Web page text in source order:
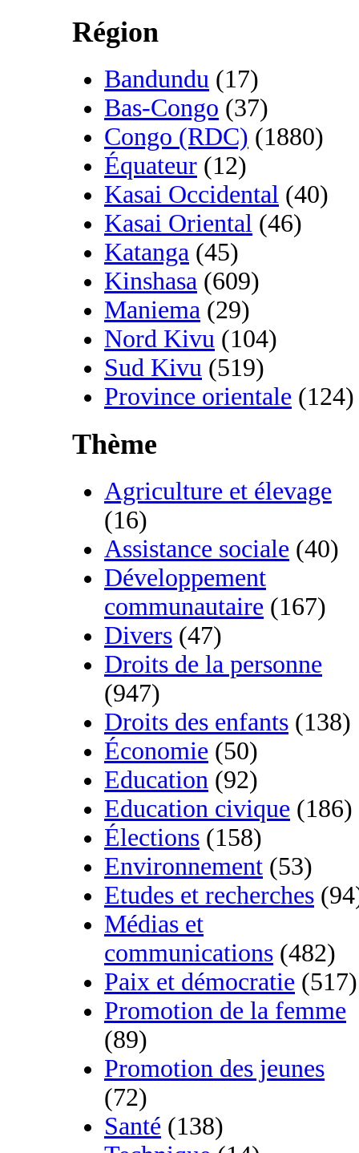
Région
Bandundu (17)
Bas-Congo (37)
Congo (RDC) (1880)
Équateur (12)
Kasai Occidental (40)
Kasai Oriental (46)
Katanga (45)
Kinshasa (609)
Maniema (29)
Nord Kivu (104)
Sud Kivu (519)
Province orientale (124)
Thème
Agriculture et élevage
(16)
Assistance sociale (40)
Développement
communautaire (167)
Divers (47)
Droits de la personne
(947)
Droits des enfants (138)
Économie (50)
Education (92)
Education civique (186)
Élections (158)
Environnement (53)
Etudes et recherches
Médias et
communications (482)
Paix et démocratie (517)
Promotion de la femme
(89)
Promotion des jeunes
(72)
Santé (138)